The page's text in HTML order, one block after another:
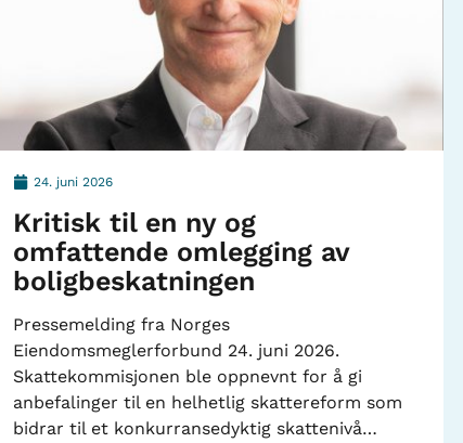
24. juni 2026
Kritisk til en ny og
omfattende omlegging av
boligbeskatningen
Pressemelding fra Norges
Eiendomsmeglerforbund 24. juni 2026.
Skattekommisjonen ble oppnevnt for å gi
anbefalinger til en helhetlig skattereform som
bidrar til et konkurransedyktig skattenivå…